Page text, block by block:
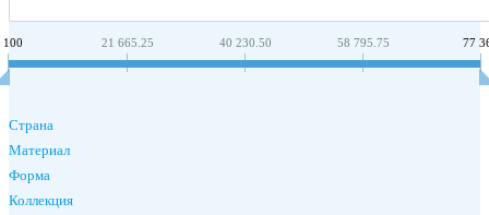
100 21 665.25 40 230.50 58 795.75 77
Страна
Материал
Форма
Коллекция